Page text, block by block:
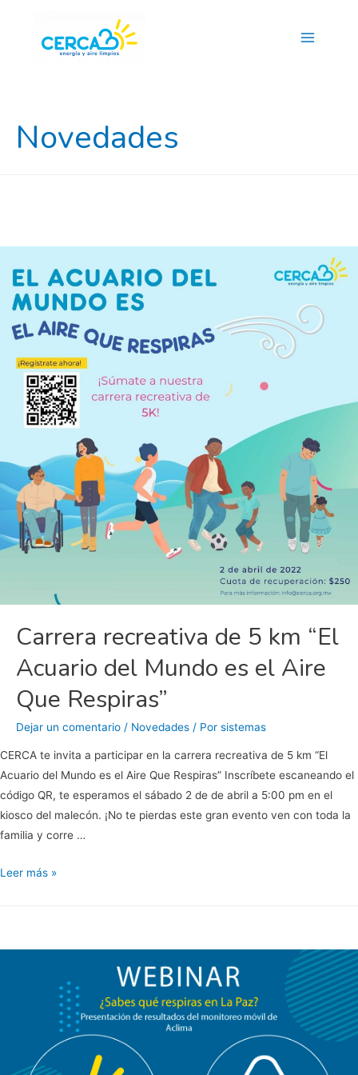
Novedades
Carrera recreativa de 5 km “El
Acuario del Mundo es el Aire
Que Respiras”
Dejar un comentario / Novedades / Por sistemas
CERCA te invita a participar en la carrera recreativa de 5 km “El
Acuario del Mundo es el Aire Que Respiras” Inscríbete escaneando el
código QR, te esperamos el sábado 2 de de abril a 5:00 pm en el
kiosco del malecón. ¡No te pierdas este gran evento ven con toda la
familia y corre …
Carrera
km
Leer más »